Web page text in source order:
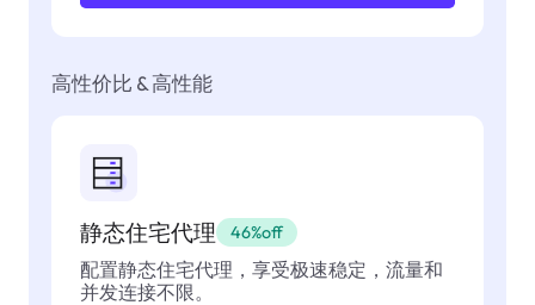
高性价比 & 高性能
静态住宅代理 46%off
配置静态住宅代理，享受极速稳定，流量和
并发连接不限。